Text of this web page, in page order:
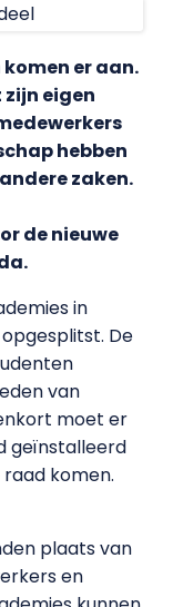
er aan.
eigen
hebben
zaken.
de nieuwe
in
De
van
moet er
geïnstalleerd
raad komen.
plaats van
en